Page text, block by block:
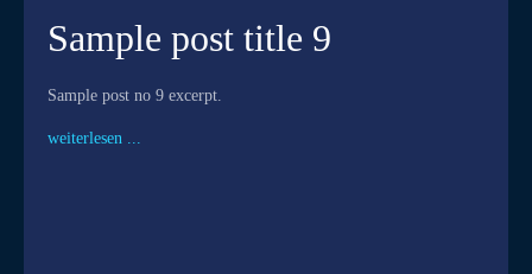
Sample post title 9
Sample post no 9 excerpt.
weiterlesen ...